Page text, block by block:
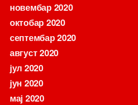
новембар 2020
октобар 2020
септембар 2020
август 2020
јул 2020
јун 2020
мај 2020